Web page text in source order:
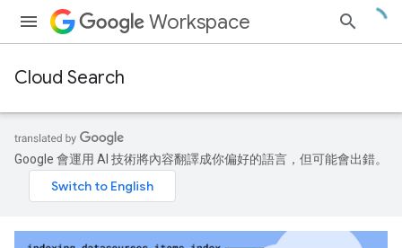
Workspace
Cloud Search
Google 會運用 AI 技術將內容翻譯成你偏好的語言，但可能會出錯。